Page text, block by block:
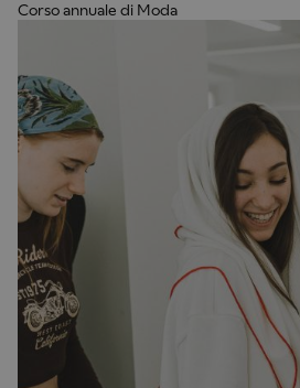
Corso annuale di Moda